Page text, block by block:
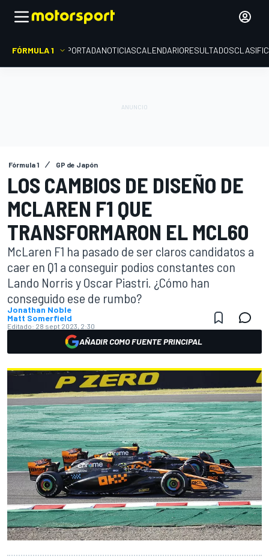
FÓRMULA 1 PORTADANOTICIASCALENDARIORESULTADOS
Fórmula 1 GP de Japón
LOS CAMBIOS DE DISEÑO DE
MCLAREN F1 QUE
TRANSFORMARON EL MCL60
McLaren F1 ha pasado de ser claros candidatos a
caer en Q1 a conseguir podios constantes con
Lando Norris y Oscar Piastri. ¿Cómo han
conseguido ese de rumbo?
Jonathan Noble
Matt Somerfield
Editado: 28 sept 2023, 2:30
AÑADIR COMO FUENTE PRINCIPAL